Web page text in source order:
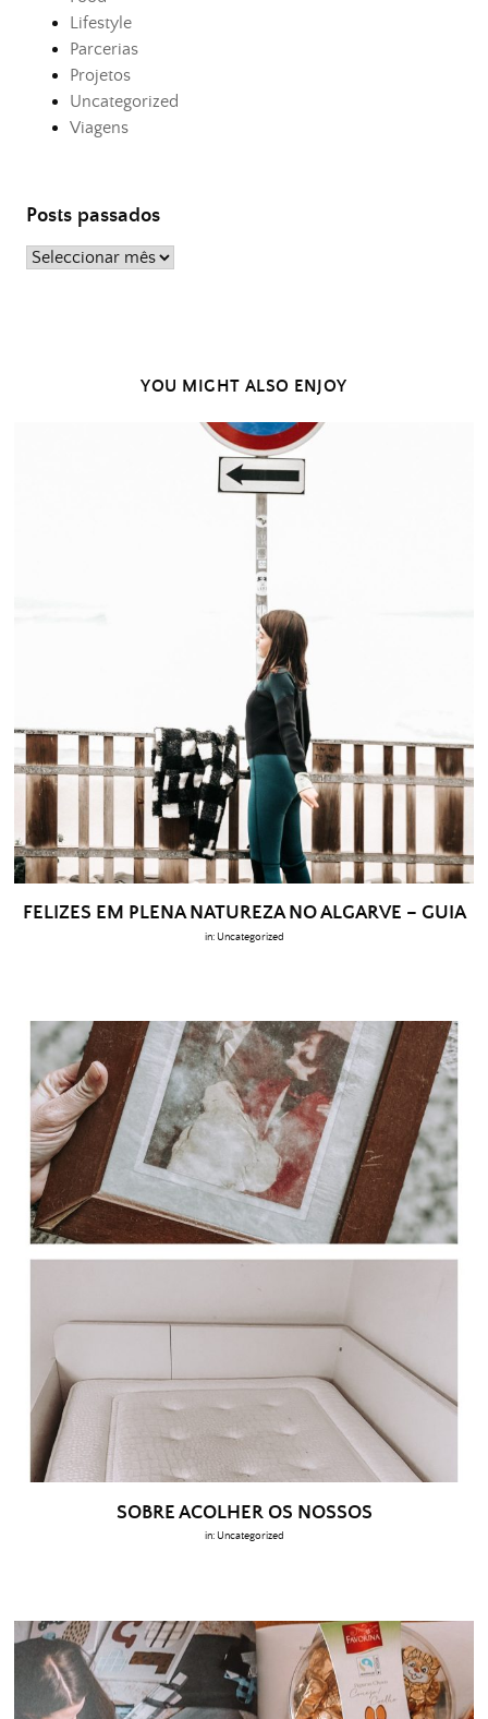
Lifestyle
Parcerias
Projetos
Uncategorized
Viagens
Posts passados
Posts
YOU MIGHT ALSO ENJOY
FELIZES EM PLENA NATUREZA NO ALGARVE – GUIA
in: Uncategorized
SOBRE ACOLHER OS NOSSOS
in: Uncategorized